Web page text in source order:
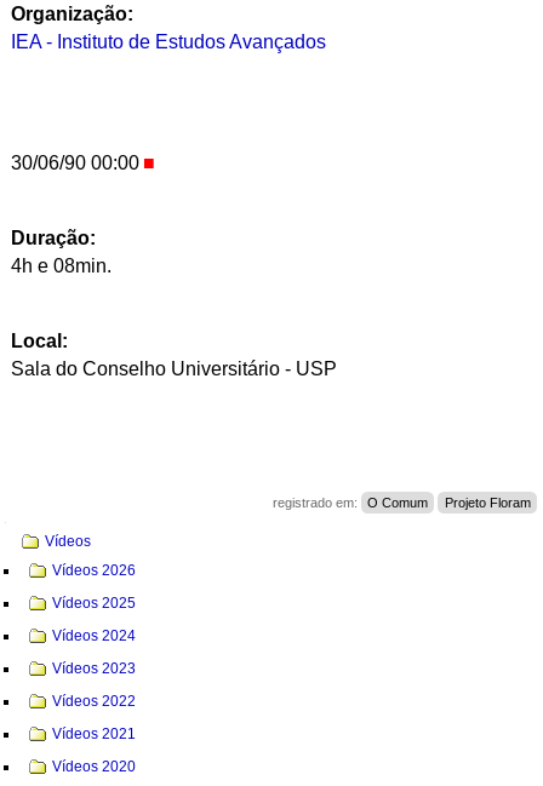
Organização:
IEA - Instituto de Estudos Avançados
30/06/90 00:00
Duração:
4h e 08min.
Local:
Sala do Conselho Universitário - USP
registrado em: O Comum Projeto Floram
Vídeos
Vídeos 2026
Vídeos 2025
Vídeos 2024
Vídeos 2023
Vídeos 2022
Vídeos 2021
Vídeos 2020